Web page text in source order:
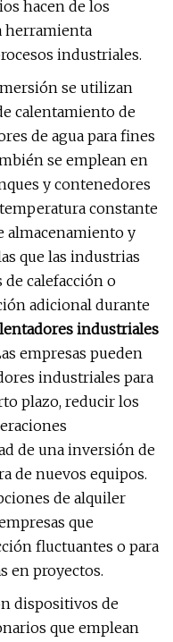
hacen de los
herramienta
industriales.
se utilizan
calentamiento de
de agua para fines
se emplean en
y contenedores
constante
almacenamiento y
que las industrias
calefacción o
adicional durante
industriales
empresas pueden
industriales para
plazo, reducir los
de una inversión de
de nuevos equipos.
de alquiler
que
fluctuantes o para
en proyectos.
dispositivos de
que emplean